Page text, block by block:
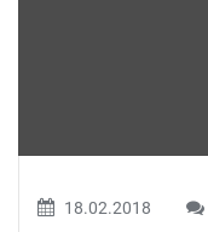
18.02.2018